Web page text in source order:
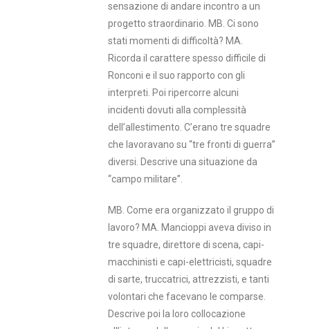
sensazione di andare incontro a un
progetto straordinario. MB. Ci sono
stati momenti di difficoltà? MA.
Ricorda il carattere spesso difficile di
Ronconi e il suo rapporto con gli
interpreti. Poi ripercorre alcuni
incidenti dovuti alla complessità
dell’allestimento. C’erano tre squadre
che lavoravano su “tre fronti di guerra”
diversi. Descrive una situazione da
“campo militare”.
MB. Come era organizzato il gruppo di
lavoro? MA. Mancioppi aveva diviso in
tre squadre, direttore di scena, capi-
macchinisti e capi-elettricisti, squadre
di sarte, truccatrici, attrezzisti, e tanti
volontari che facevano le comparse.
Descrive poi la loro collocazione